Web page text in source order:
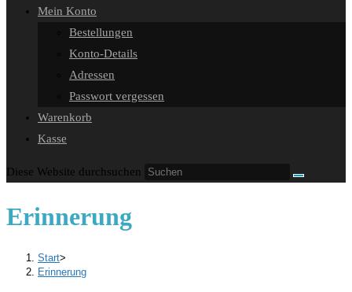
Mein Konto
Bestellungen
Konto-Details
Adressen
Passwort vergessen
Warenkorb
Kasse
Diese Website durchsuchen
Erinnerung
Start>
Erinnerung